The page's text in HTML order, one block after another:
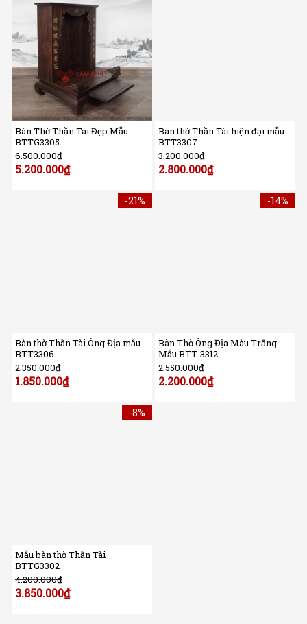
Bàn Thờ Thần Tài Đẹp Mẫu
BTTG3305
6.500.000₫
5.200.000₫
Bàn thờ Thần Tài hiện đại mẫu
BTT3307
3.200.000₫
2.800.000₫
-21%
Bàn thờ Thần Tài Ông Địa mẫu
BTT3306
2.350.000₫
1.850.000₫
-14%
Bàn Thờ Ông Địa Màu Trắng
Mẫu BTT-3312
2.550.000₫
2.200.000₫
-8%
Mẫu bàn thờ Thần Tài
BTTG3302
4.200.000₫
3.850.000₫